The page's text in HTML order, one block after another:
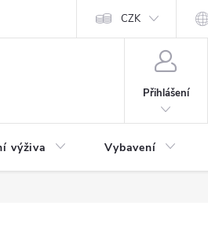
CZK
Přihlášení
výživa Vybavení